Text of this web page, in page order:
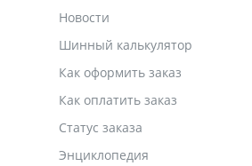
Новости
Шинный калькулятор
Как оформить заказ
Как оплатить заказ
Статус заказа
Энциклопедия